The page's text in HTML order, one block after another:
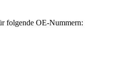
folgende OE-Nummern: